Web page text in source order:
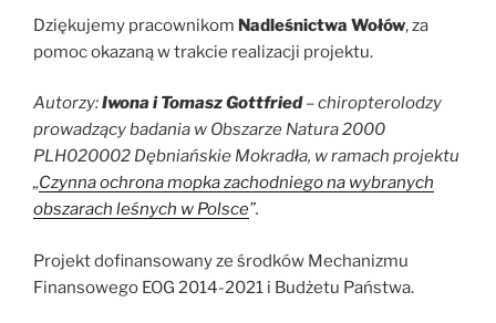
Dziękujemy pracownikom Nadleśnictwa Wołów, za
pomoc okazaną w trakcie realizacji projektu.
Autorzy:Iwona i Tomasz Gottfried– chiropterolodzy
prowadzący badania w Obszarze Natura 2000
PLH020002 Dębniańskie Mokradła, w ramach projektu
„Czynna ochrona mopka zachodniego na wybranych
obszarach leśnych w Polsce”.
Projekt dofinansowany ze środków Mechanizmu
Finansowego EOG 2014-2021 i Budżetu Państwa.